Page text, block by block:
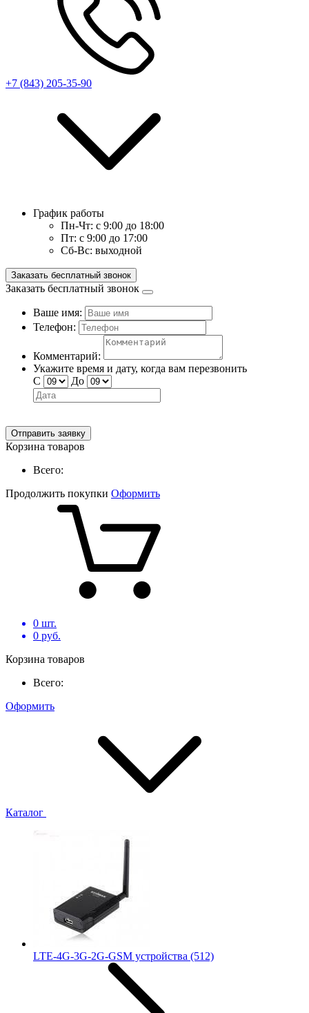
+7 (843) 205-35-90
График работы
Пн-Чт: с 9:00 до 18:00
Пт: с 9:00 до 17:00
Сб-Вс: выходной
Заказать бесплатный звонок
Заказать бесплатный звонок
Ваше имя:
Телефон:
Комментарий:
Укажите время и дату, когда вам перезвонить
С
До
Отправить заявку
Корзина товаров
Всего:
Продолжить покупки Оформить
0 шт.
0 руб.
Корзина товаров
Всего:
Оформить
Каталог
LTE-4G-3G-2G-GSM устройства (512)